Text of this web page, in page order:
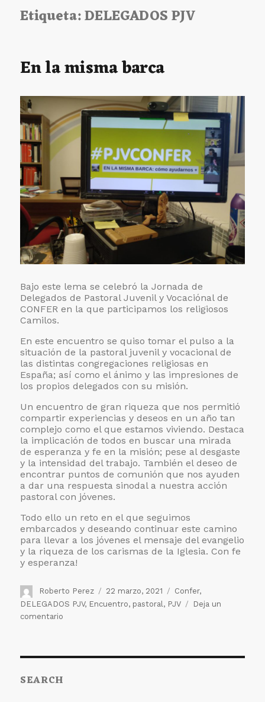
Etiqueta:DELEGADOS PJV
En la misma barca
Bajo este lema se celebró la Jornada de
Delegados de Pastoral Juvenil y Vocaciónal de
CONFER en la que participamos los religiosos
Camilos.
En este encuentro se quiso tomar el pulso a la
situación de la pastoral juvenil y vocacional de
las distintas congregaciones religiosas en
España; así como el ánimo y las impresiones de
los propios delegados con su misión.
Un encuentro de gran riqueza que nos permitió
compartir experiencias y deseos en un año tan
complejo como el que estamos viviendo. Destaca
la implicación de todos en buscar una mirada
de esperanza y fe en la misión; pese al desgaste
y la intensidad del trabajo. También el deseo de
encontrar puntos de comunión que nos ayuden
a dar una respuesta sinodal a nuestra acción
pastoral con jóvenes.
Todo ello un reto en el que seguimos
embarcados y deseando continuar este camino
para llevar a los jóvenes el mensaje del evangelio
y la riqueza de los carismas de la Iglesia. Con fe
y esperanza!
Autor
Roberto Perez
Publicado
el
22 marzo, 2021 Etiquetas
Confer,
DELEGADOS PJV, Encuentro, pastoral , PJV
Deja un
comentario
SEARCH